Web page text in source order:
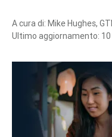
A cura di: Mike Hughes,
Ultimo aggiornamento: